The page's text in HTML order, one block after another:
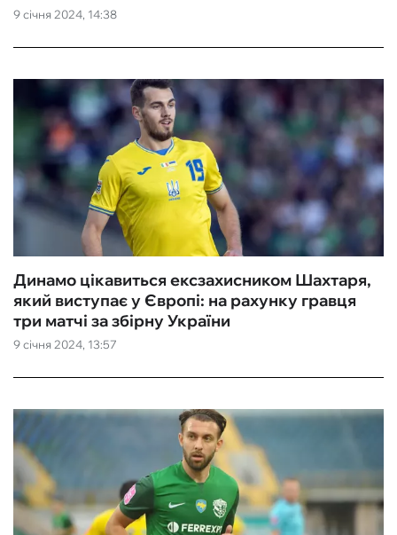
9 січня 2024, 14:38
9 січня 2024, 13:57
Динамо цікавиться ексзахисником Шахтаря,
який виступає у Європі: на рахунку гравця
три матчі за збірну України